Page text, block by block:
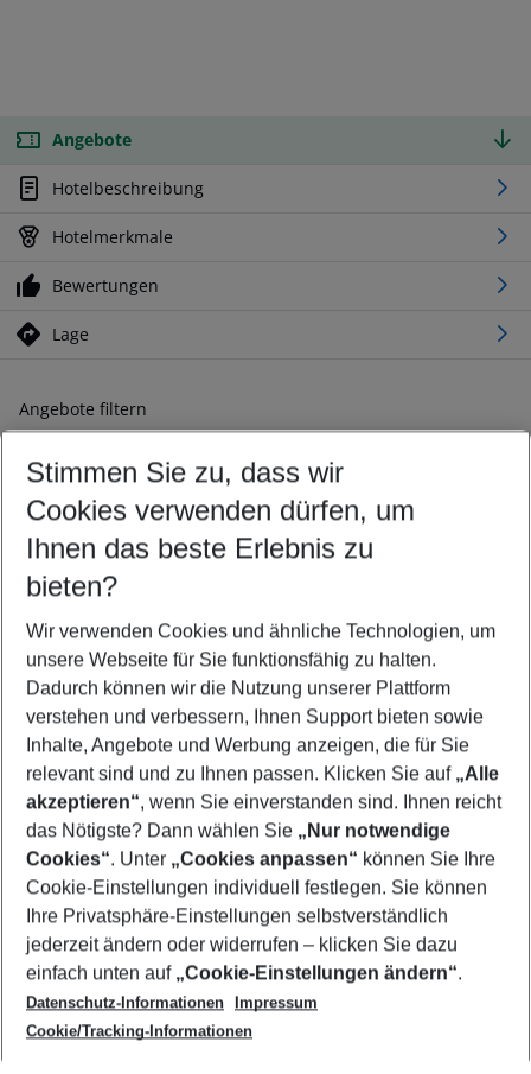
Angebote
Hotelbeschreibung
Hotelmerkmale
Bewertungen
Lage
Angebote filtern
Ändern Sie Ihre Kriterien nach Ihren Wünschen
Abflughafen wählen
Beliebiger Abflughafen
Reisezeitraum wählen
10.08.26– 08.08.27 5-8 Nächte
2 Erwachsene Keine Kinder
Mehr Filter anzeigen
Footer
Footer navigation
Über uns
AGB
Cookie-Einstellungen ändern
Cookie-Richtlinie
Datenschutz
Service & Hilfe
Barrierefreies Reisen
Check-in
Folgen Sie uns
Stimmen Sie zu, dass wir
Cookies verwenden dürfen, um
Ihnen das beste Erlebnis zu
bieten?
Wir verwenden Cookies und ähnliche Technologien, um
unsere Webseite für Sie funktionsfähig zu halten.
Dadurch können wir die Nutzung unserer Plattform
verstehen und verbessern, Ihnen Support bieten sowie
Inhalte, Angebote und Werbung anzeigen, die für Sie
relevant sind und zu Ihnen passen. Klicken Sie auf „Alle
akzeptieren“, wenn Sie einverstanden sind. Ihnen reicht
das Nötigste? Dann wählen Sie „Nur notwendige
Cookies“. Unter „Cookies anpassen“ können Sie Ihre
Cookie-Einstellungen individuell festlegen. Sie können
Ihre Privatsphäre-Einstellungen selbstverständlich
jederzeit ändern oder widerrufen – klicken Sie dazu
einfach unten auf „Cookie-Einstellungen ändern“.
Datenschutz-Informationen
Impressum
Cookie/Tracking-Informationen